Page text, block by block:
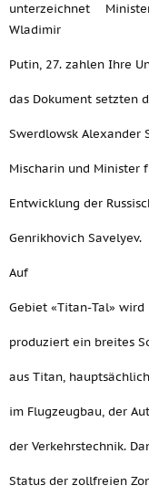
unterzeichnet
Wladimir
Putin, 27. zahlen Ihre
das Dokument setzten
Swerdlowsk Alexander
Mischarin und Minister
Entwicklung der
Genrikhovich Savelyev.
Auf
Gebiet «Titan-Tal» wird
produziert ein breites
aus Titan,
im Flugzeugbau, der
der Verkehrstechnik.
Status der zollfreien